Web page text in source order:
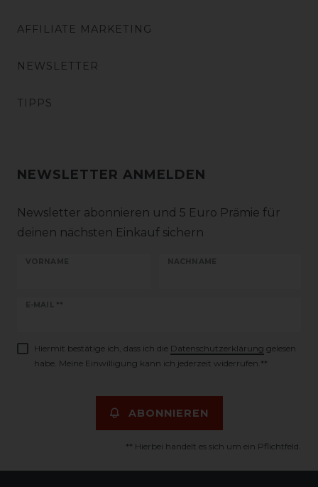
AFFILIATE MARKETING
NEWSLETTER
TIPPS
NEWSLETTER ANMELDEN
Newsletter abonnieren und 5 Euro Prämie für
deinen nächsten Einkauf sichern
VORNAME NACHNAME
E-MAIL **
Newsletter
Hiermit bestätige ich, dass ich die Daten­schutz­erklärung gelesen
habe. Meine Einwilligung kann ich jederzeit widerrufen.**
ABONNIEREN
** Hierbei handelt es sich um ein Pflichtfeld.